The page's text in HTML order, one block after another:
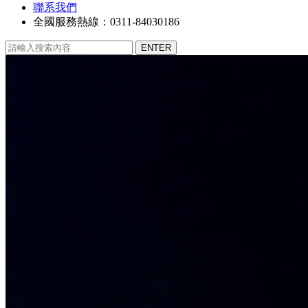
聯系我們
全國服務熱線：0311-84030186